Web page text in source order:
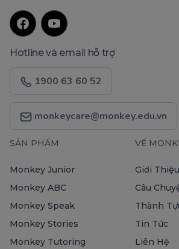
Hotline và email hỗ trợ
1900 63 60 52
monkeycare@monkey.edu.vn
SẢN PHẨM
Monkey Junior
Monkey ABC
Monkey Speak
Monkey Stories
Monkey Tutoring
VỀ
Giới Thiệu
Câu
Thành
Tin Tức
Liên Hệ